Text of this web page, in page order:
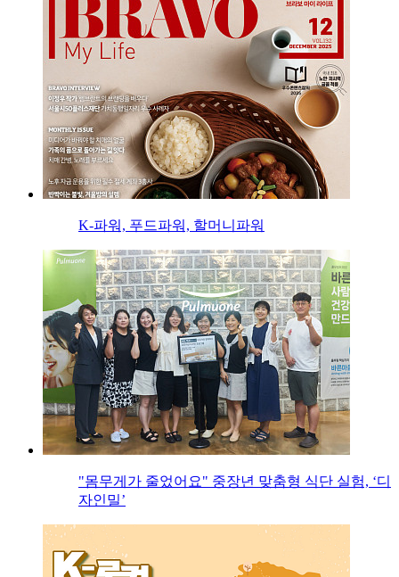
K-파워, 푸드파워, 할머니파워
"몸무게가 줄었어요" 중장년 맞춤형 식단 실험, ‘디
자인밀’